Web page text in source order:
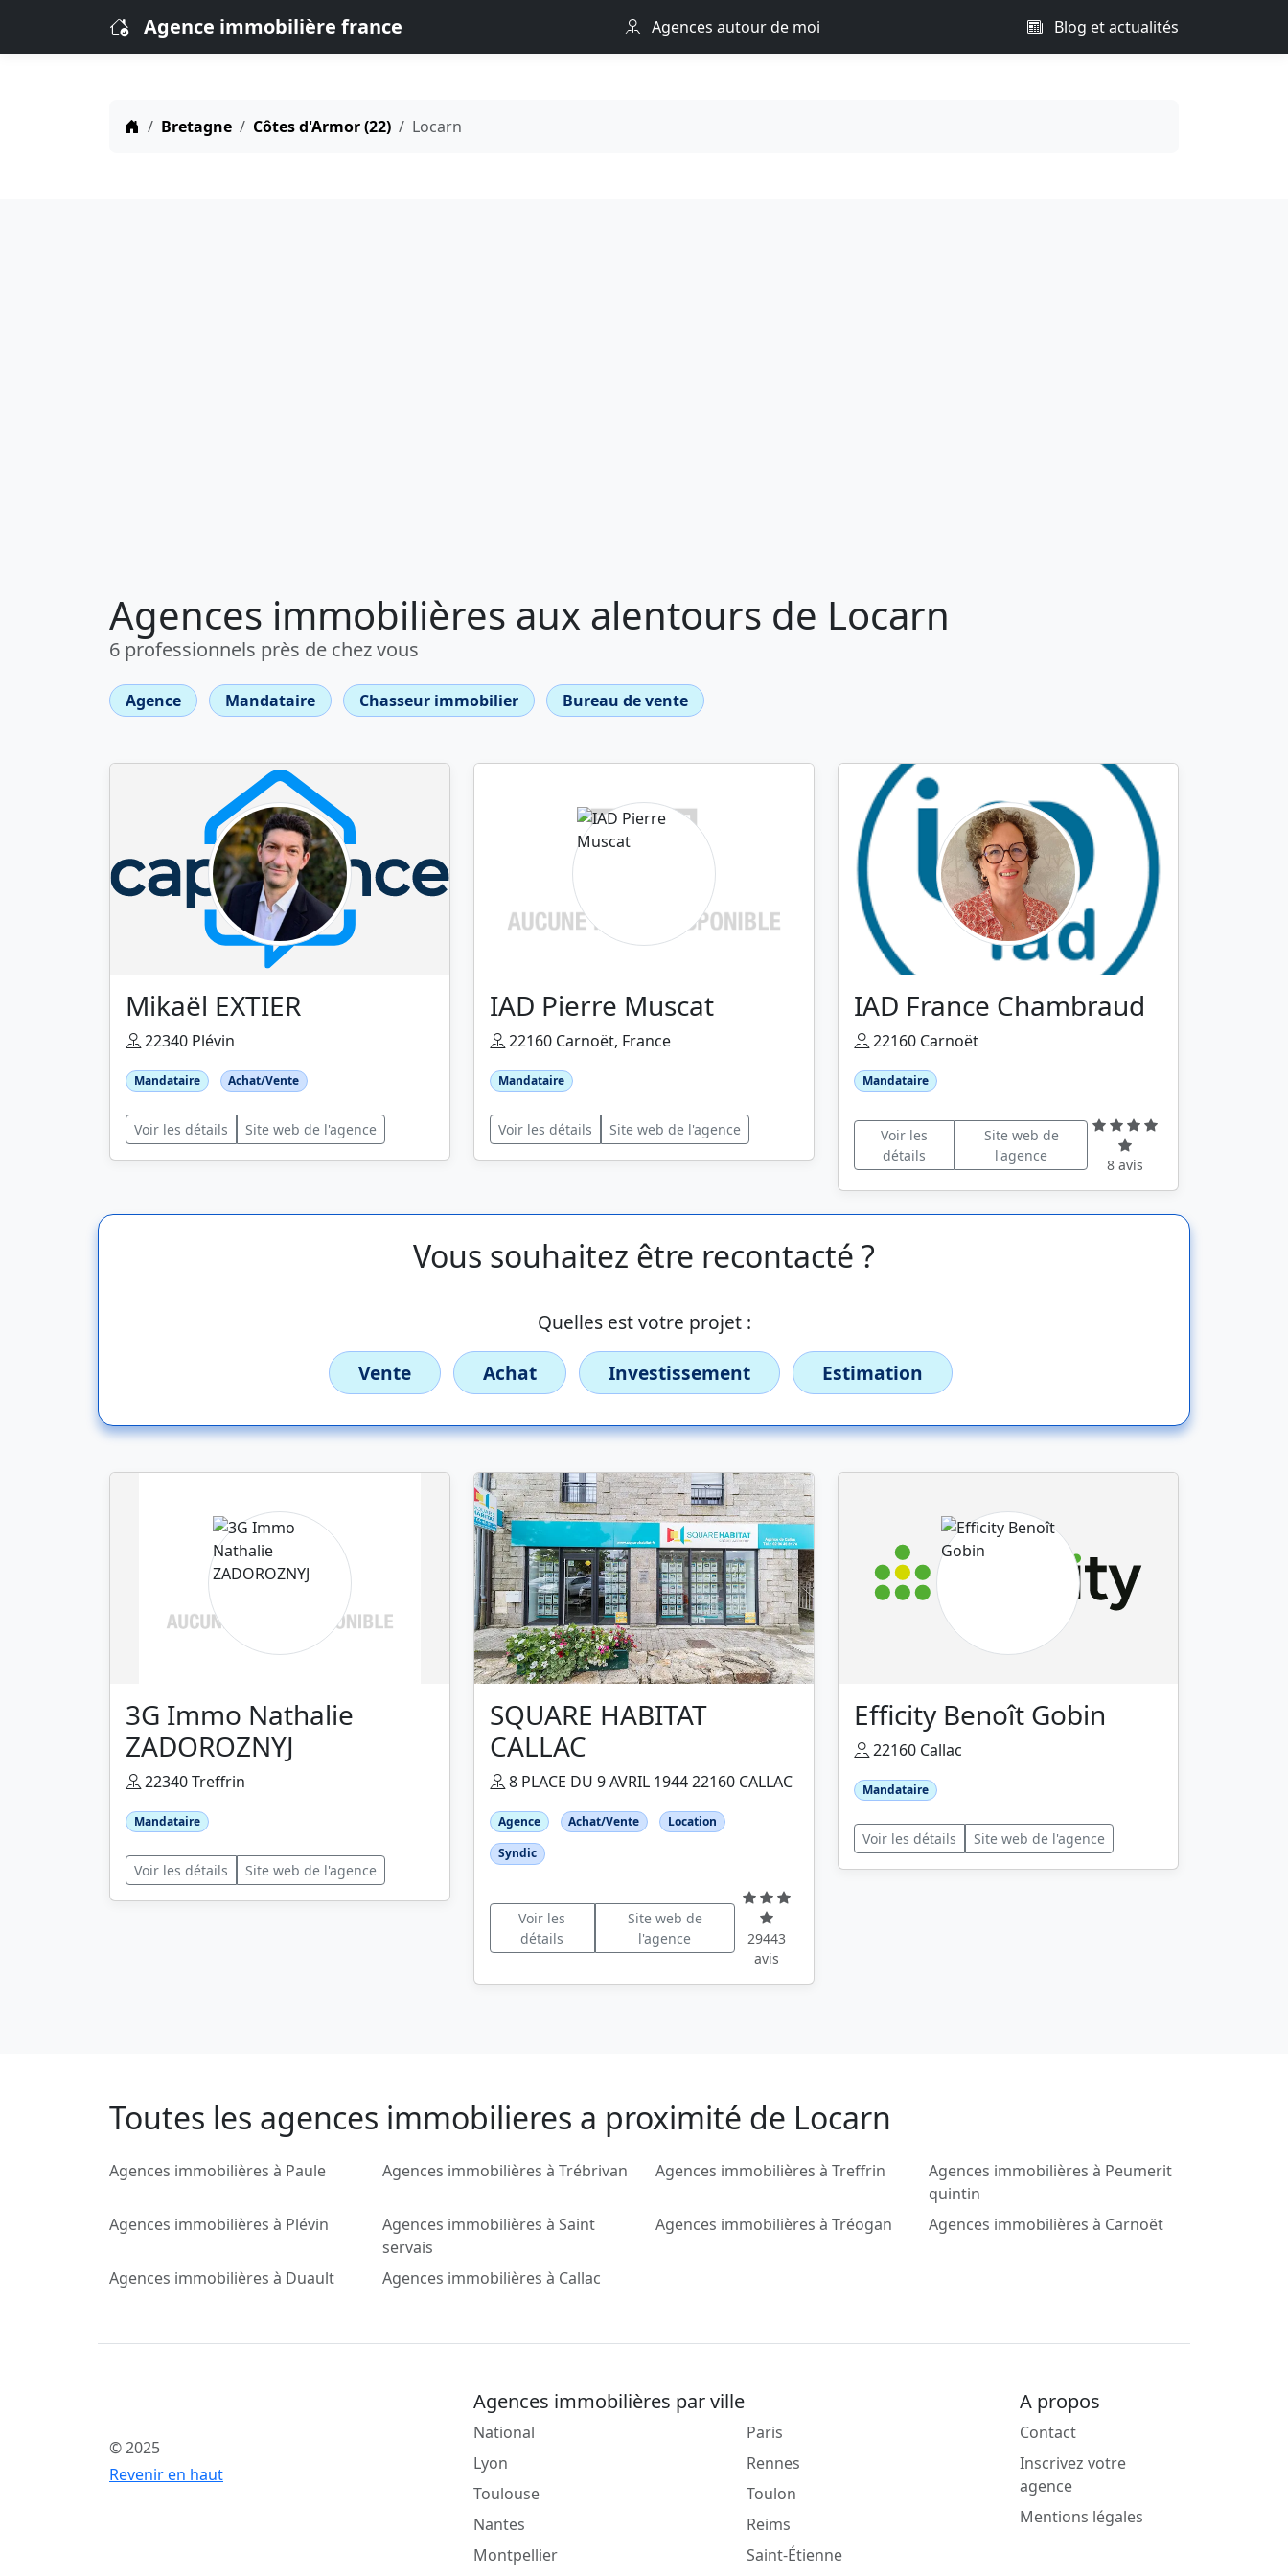
Agence immobilière france Agences autour de moi Blog et actualités
Bretagne Côtes d'Armor (22) Locarn
Agences immobilières aux alentours de Locarn
6 professionnels près de chez vous
Agence Mandataire Chasseur immobilier Bureau de vente
Mikaël EXTIER
22340 Plévin
Mandataire Achat/Vente
Voir les détails Site web de l'agence
IAD Pierre Muscat
22160 Carnoët, France
Mandataire
Voir les détails Site web de l'agence
IAD France Chambraud
22160 Carnoët
Mandataire
Voir les
détails
Site web de
l'agence
8 avis
Vous souhaitez être recontacté ?
Quelles est votre projet :
Vente
Achat Investissement Estimation
3G Immo Nathalie
ZADOROZNYJ
22340 Treffrin
Mandataire
Voir les détails Site web de l'agence
SQUARE HABITAT
CALLAC
8 PLACE DU 9 AVRIL 1944 22160 CALLAC
Agence Achat/Vente
Location
Syndic
Voir les
détails
Site web de
l'agence
29443
avis
Efficity Benoît Gobin
22160 Callac
Mandataire
Voir les détails Site web de l'agence
Toutes les agences immobilieres a proximité de Locarn
Agences immobilières à Paule Agences immobilières à Trébrivan Agences immobilières à Treffrin
Agences immobilières à Peumerit
quintin
Agences immobilières à Plévin
Agences immobilières à Saint
servais
Agences immobilières à Tréogan Agences immobilières à Carnoët
Agences immobilières à Duault Agences immobilières à Callac
© 2025
Revenir en haut
Agences immobilières par ville
National
Lyon
Toulouse
Nantes
Montpellier
Paris
Rennes
Toulon
Reims
Saint-Étienne
A propos
Contact
Inscrivez votre
agence
Mentions légales